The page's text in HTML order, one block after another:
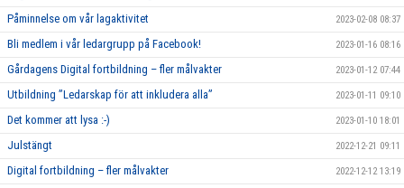
Påminnelse om vår lagaktivitet 2023-02-08 08:37
Bli medlem i vår ledargrupp på Facebook! 2023-01-16 08:16
Gårdagens Digital fortbildning – fler målvakter 2023-01-12 07:44
Utbildning ”Ledarskap för att inkludera alla” 2023-01-11 09:10
Det kommer att lysa :-) 2023-01-10 18:01
Julstängt 2022-12-21 09:11
Digital fortbildning – fler målvakter 2022-12-12 13:19